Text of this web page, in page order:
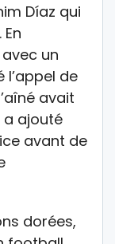
Díaz qui
un
de
avait
a ajouté
avant de
dorées,